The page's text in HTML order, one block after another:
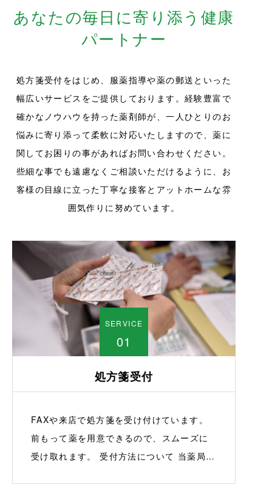
あなたの毎日に寄り添う健康
パートナー
処方箋受付をはじめ、服薬指導や薬の郵送といった
幅広いサービスをご提供しております。経験豊富で
確かなノウハウを持った薬剤師が、一人ひとりのお
悩みに寄り添って柔軟に対応いたしますので、薬に
関してお困りの事があればお問い合わせください。
些細な事でも遠慮なくご相談いただけるように、お
客様の目線に立った丁寧な接客とアットホームな雰
囲気作りに努めています。
SERVICE
01
処方箋受付
FAXや来店で処方箋を受け付けています。
前もって薬を用意できるので、スムーズに
受け取れます。 受付方法について 当薬局で